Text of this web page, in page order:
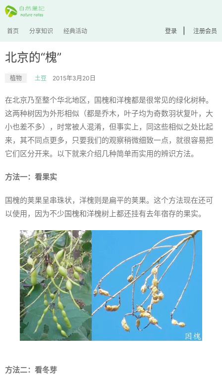
首页 分享知识 经典活动 登录 注册会员
北京的“槐”
植物 土豆 2015年3月20日
在北京乃至整个华北地区，国槐和洋槐都是很常见的绿化树种。
这两种树因为外形相似（都是乔木，叶子均为奇数羽状复叶，大
小也差不多），时常被人混淆，但事实上，同这些相似之处比起
来，其不同点更多，只要我们的观察稍微细致一点，就很容易把
它们区分开来。以下就来介绍几种简单而实用的辨识方法。
方法一：看果实
国槐的荚果呈串珠状，洋槐则是扁平的荚果。这个方法现在还可
以使用，因为不少国槐和洋槐树上都还挂有去年宿存的果实。
方法二：看冬芽